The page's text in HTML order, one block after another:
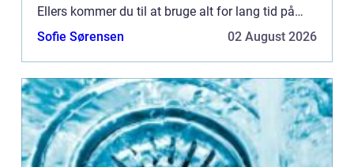
Ellers kommer du til at bruge alt for lang tid på
transport hver dag. Har ...
Sofie Sørensen 02 August 2026